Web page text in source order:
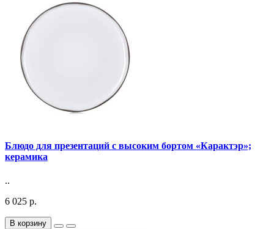
Блюдо для презентаций с высоким бортом «Карактэр»;
керамика
..
6 025 р.
В корзину